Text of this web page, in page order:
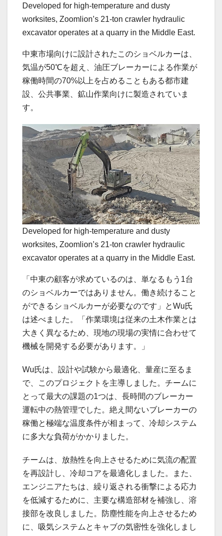
Developed for high-temperature and dusty
worksites, Zoomlion’s 21-ton crawler hydraulic
excavator operates at a quarry in the Middle East.
中東市場向けに設計されたこのショベルカーは、
気温が50℃を超え、油圧ブレーカーによる作業が
稼働時間の70%以上を占めることもある都市建
設、公共事業、鉱山作業向けに製造されていま
す。
Developed for high-temperature and dusty
worksites, Zoomlion’s 21-ton crawler hydraulic
excavator operates at a quarry in the Middle East.
「中東の顧客が求めているのは、単なるもう1台
のショベルカーではありません。働き続けること
ができるショベルカーが必要なのです」とWu氏
は述べました。「作業環境は従来の土木作業とは
大きく異なるため、現地の現場の実情に合わせて
機械を開発する必要があります。」
Wu氏は、設計や試験から最適化、量産に至るま
で、このプロジェクトを主導しました。チームに
とって最大の課題の1つは、長時間のブレーカー
運転中の熱管理でした。絶え間ないブレーカーの
稼働と極端な温度条件が相まって、冷却システム
に多大な負荷がかかりました。
チームは、放熱性を向上させるために気流の配置
を再設計し、冷却コアを最適化しました。また、
エンジニアたちは、繰り返される衝撃による応力
を低減するために、主要な構造部材を補強し、溶
接部を改良しました。防塵性能を向上させるため
に、吸気システムとキャブの気密性を強化しまし